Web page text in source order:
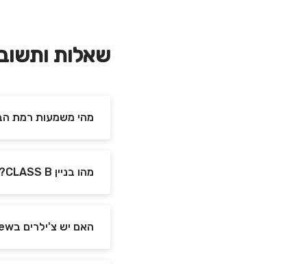
שאלות
מהי משמעות רמת
מהו בניין CLASS B?
האם יש צ'ילרים בview ירושלים ?